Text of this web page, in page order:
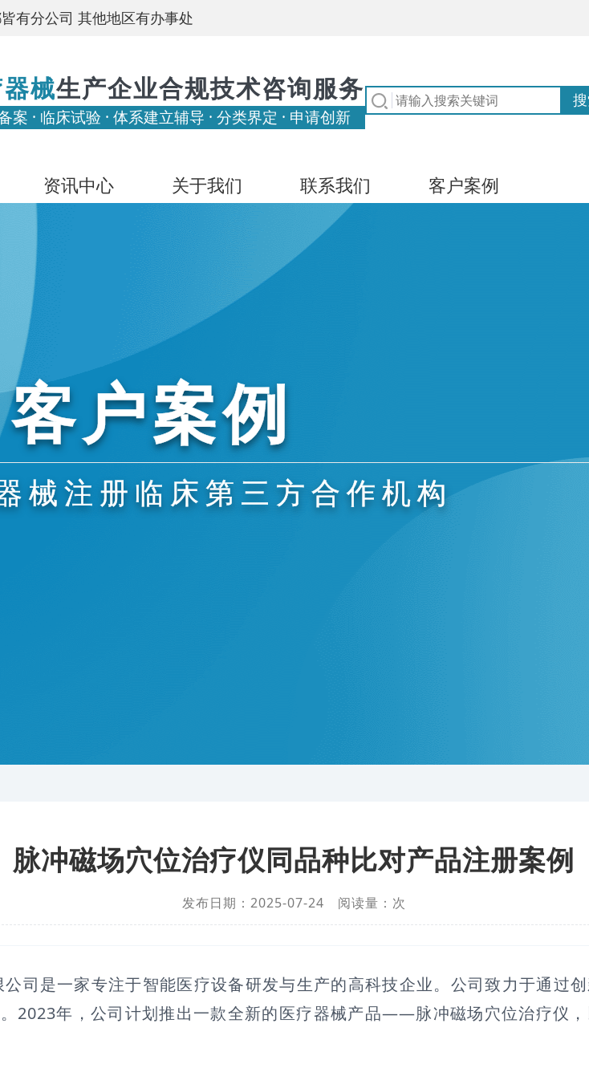
有分公司 其他地区有办事处
械生产企业合规技术咨询服务
案 · 临床试验 · 体系建立辅导 · 分类界定 · 申请创新
资讯中心 关于我们 联系我们 客户案例
客户案例
械注册临床第三方合作机构
脉冲磁场穴位治疗仪同品种比对产品注册案例
发布日期：2025-07-24 阅读量： 次
公司是一家专注于智能医疗设备研发与生产的高科技企业。公司致力于通过
2023年，公司计划推出一款全新的医疗器械产品——脉冲磁场穴位治疗仪